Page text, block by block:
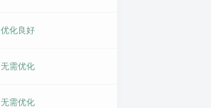
优化良好
无需优化
无需优化